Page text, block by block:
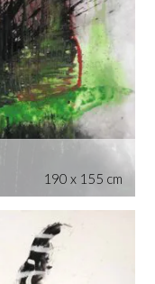
190 x 155 cm